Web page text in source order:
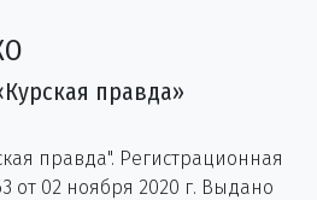
правда»
правда". Регистрационная
от 02 ноября 2020 г. Выдано